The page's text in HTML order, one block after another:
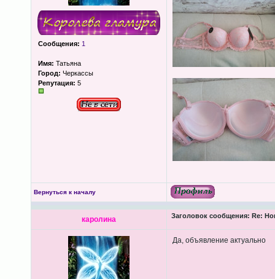
Сообщения: 1
Имя: Татьяна
Город: Черкассы
Репутация: 5
Вернуться к началу
каролина Заголовок сообщения: Re:
Да, объявление актуально